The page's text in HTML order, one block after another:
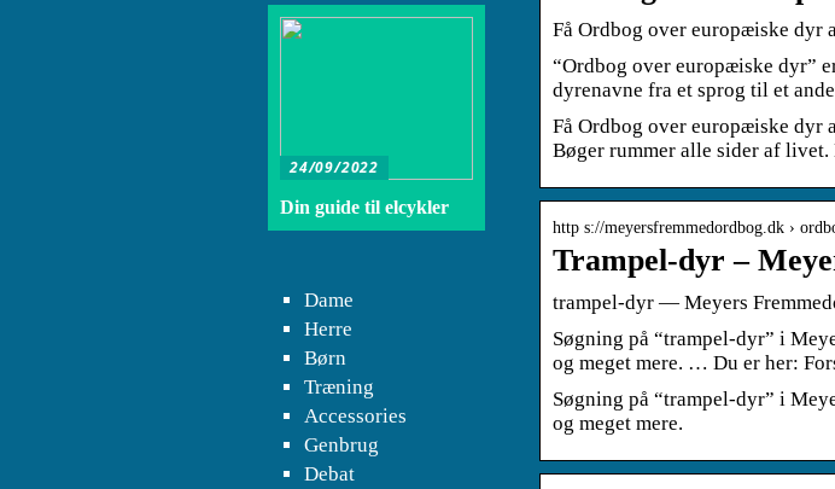
Få Ordbog over europæiske dyr
“Ordbog over europæiske dyr”
dyrenavne fra et sprog til et
Få Ordbog over europæiske dyr
Bøger rummer alle sider af
http s://meyersfremmedordbog.dk ›
Trampel-dyr –
trampel-dyr — Meyers
Søgning på “trampel-dyr” i
og meget mere. … Du er her:
Søgning på “trampel-dyr” i
og meget mere.
24/09/2022
Din guide til elcykler
Dame
Herre
Børn
Træning
Accessories
Genbrug
Debat